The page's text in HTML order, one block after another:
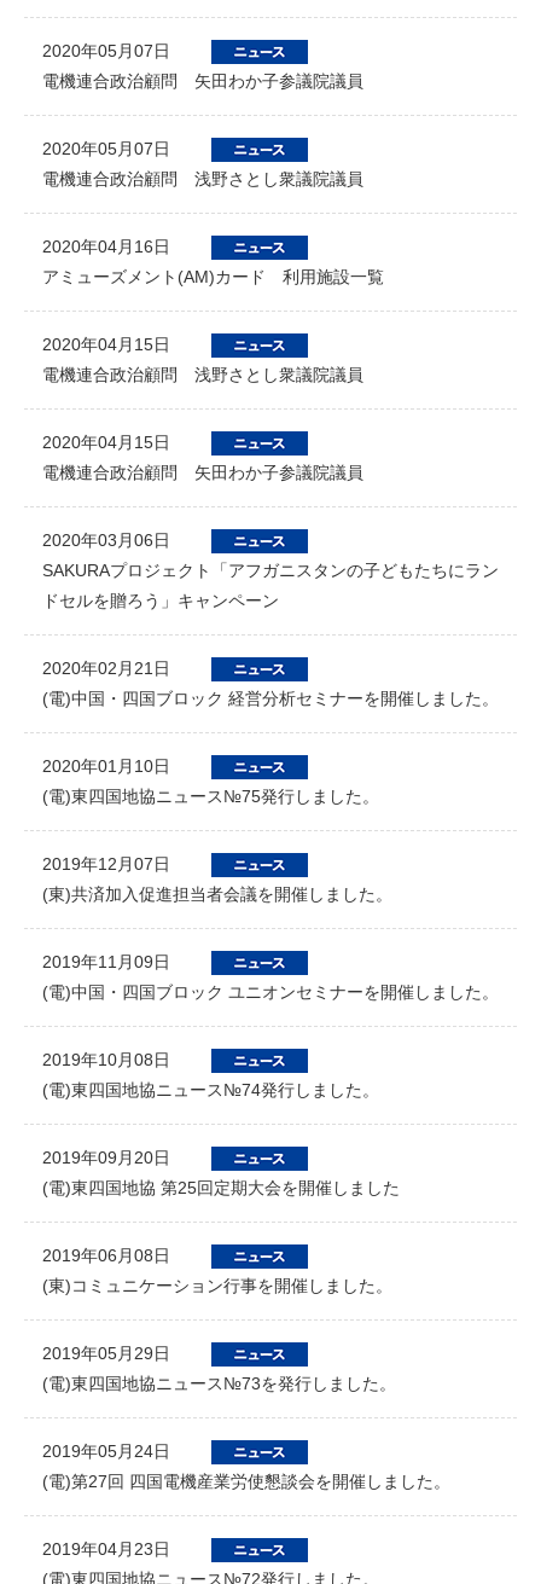
2020年05月07日
電機連合政治顧問 矢田わか子参議院議員
2020年05月07日
電機連合政治顧問 浅野さとし衆議院議員
2020年04月16日
アミューズメント(AM)カード 利用施設一覧
2020年04月15日
電機連合政治顧問 浅野さとし衆議院議員
2020年04月15日
電機連合政治顧問 矢田わか子参議院議員
2020年03月06日
SAKURAプロジェクト「アフガニスタンの子どもたちにラン
ドセルを贈ろう」キャンペーン
2020年02月21日
(電)中国・四国ブロック 経営分析セミナーを開催しました。
2020年01月10日
(電)東四国地協ニュース№75発行しました。
2019年12月07日
(東)共済加入促進担当者会議を開催しました。
2019年11月09日
(電)中国・四国ブロック ユニオンセミナーを開催しました。
2019年10月08日
(電)東四国地協ニュース№74発行しました。
2019年09月20日
(電)東四国地協 第25回定期大会を開催しました
2019年06月08日
(東)コミュニケーション行事を開催しました。
2019年05月29日
(電)東四国地協ニュース№73を発行しました。
2019年05月24日
(電)第27回 四国電機産業労使懇談会を開催しました。
2019年04月23日
(電)東四国地協ニュース№72発行しました。